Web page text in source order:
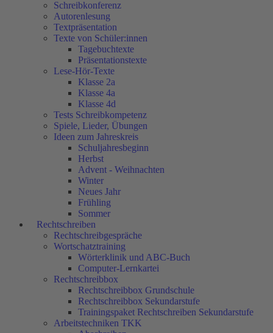
Schreibkonferenz
Autorenlesung
Textpräsentation
Texte von Schüler:innen
Tagebuchtexte
Präsentationstexte
Lese-Hör-Texte
Klasse 2a
Klasse 4a
Klasse 4d
Tests Schreibkompetenz
Spiele, Lieder, Übungen
Ideen zum Jahreskreis
Schuljahresbeginn
Herbst
Advent - Weihnachten
Winter
Neues Jahr
Frühling
Sommer
Rechtschreiben
Rechtschreibgespräche
Wortschatztraining
Wörterklinik und ABC-Buch
Computer-Lernkartei
Rechtschreibbox
Rechtschreibbox Grundschule
Rechtschreibbox Sekundarstufe
Trainingspaket Rechtschreiben Sekundarstufe
Arbeitstechniken TKK